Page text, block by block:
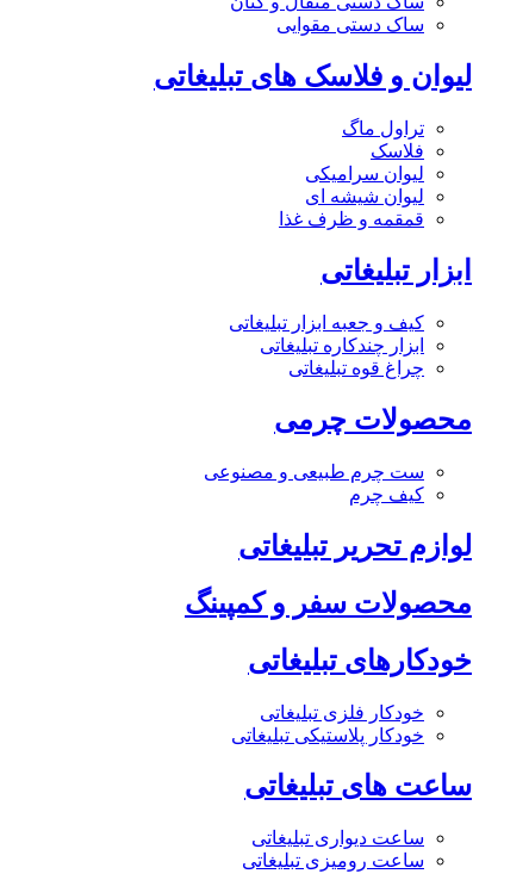
ساک دستی مقوایی
لیوان و فلاسک های تبلیغاتی
تراول ماگ
فلاسک
لیوان سرامیکی
لیوان شیشه ای
قمقمه و ظرف غذا
ابزار تبلیغاتی
کیف و جعبه ابزار تبلیغاتی
ابزار چندکاره تبلیغاتی
چراغ قوه تبلیغاتی
محصولات چرمی
ست چرم طبیعی و مصنوعی
کیف چرم
لوازم تحریر تبلیغاتی
محصولات سفر و کمپینگ
خودکارهای تبلیغاتی
خودکار فلزی تبلیغاتی
خودکار پلاستیکی تبلیغاتی
ساعت های تبلیغاتی
ساعت دیواری تبلیغاتی
ساعت رومیزی تبلیغاتی